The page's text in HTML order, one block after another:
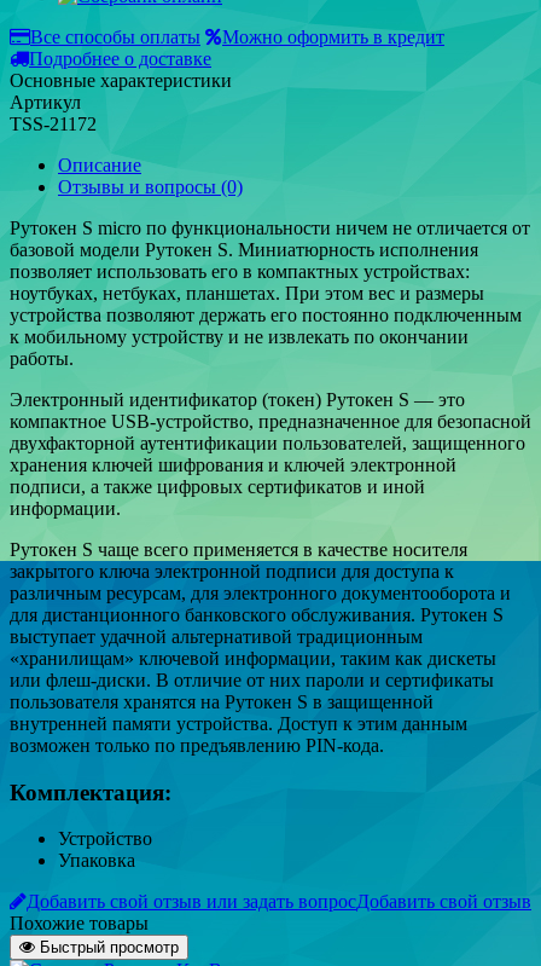
Все способы оплаты
Можно оформить в кредит
Подробнее о доставке
Основные характеристики
Артикул
TSS-21172
Описание
Отзывы и вопросы (0)
Рутокен S micro по функциональности ничем не отличается от
базовой модели Рутокен S. Миниатюрность исполнения
позволяет использовать его в компактных устройствах:
ноутбуках, нетбуках, планшетах. При этом вес и размеры
устройства позволяют держать его постоянно подключенным
к мобильному устройству и не извлекать по окончании
работы.
Электронный идентификатор (токен) Рутокен S — это
компактное USB-устройство, предназначенное для безопасной
двухфакторной аутентификации пользователей, защищенного
хранения ключей шифрования и ключей электронной
подписи, а также цифровых сертификатов и иной
информации.
Рутокен S чаще всего применяется в качестве носителя
закрытого ключа электронной подписи для доступа к
различным ресурсам, для электронного документооборота и
для дистанционного банковского обслуживания. Рутокен S
выступает удачной альтернативой традиционным
«хранилищам» ключевой информации, таким как дискеты
или флеш-диски. В отличие от них пароли и сертификаты
пользователя хранятся на Рутокен S в защищенной
внутренней памяти устройства. Доступ к этим данным
возможен только по предъявлению PIN-кода.
Комплектация:
Устройство
Упаковка
Добавить свой отзыв или задать вопросДобавить свой отзыв
Похожие товары
Быстрый просмотр